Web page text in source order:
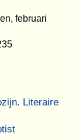
februari
Literaire